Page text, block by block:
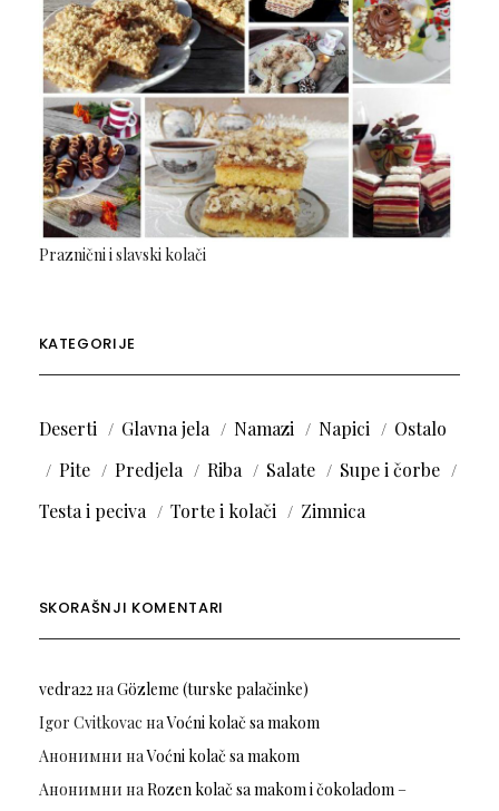
Praznični i slavski kolači
KATEGORIJE
Deserti Glavna jela Namazi Napici
Ostalo
Pite
Predjela Riba Salate
Supe i čorbe
Testa i peciva
Torte i kolači Zimnica
SKORAŠNJI KOMENTARI
vedra22наGözleme (turske palačinke)
Igor Cvitkovac наVoćni kolač sa makom
Анонимни наVoćni kolač sa makom
Анонимни наRozen kolač sa makom i čokoladom –